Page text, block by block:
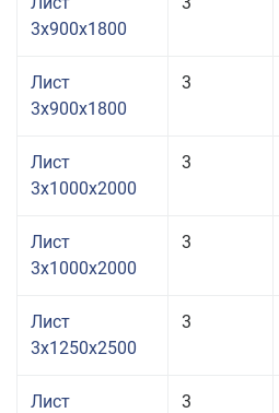
3x900x1800
Лист
3x900x1800
3
Лист
3x1000x2000
3
Лист
3x1000x2000
3
Лист
3x1250x2500
3
Лист
3